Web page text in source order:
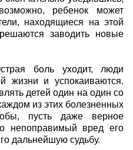
ребенок может
находящиеся на этой
заводить новые
боль уходит, люди
жизни и успокаиваются.
детей один на один со
из этих болезненных
пусть даже верное
непоправимый вред его
дальнейшую судьбу.